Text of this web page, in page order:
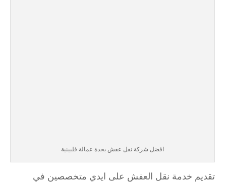
افضل شركة نقل عفش بجدة عمالة فلبينية
تقديم خدمة نقل العفش على ايدي متخصصين في